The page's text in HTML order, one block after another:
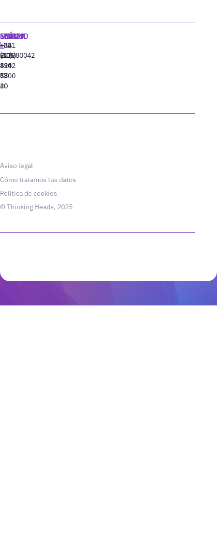
MADRID
+34
91
310
77
40
MIAMI
+1
(305)
424
13
20
SEÚL
+82
(10)
8942
6800
LISBOA
‪+351
213880042
Aviso legal
Cómo tratamos tus datos
Política de cookies
© Thinking Heads, 2025